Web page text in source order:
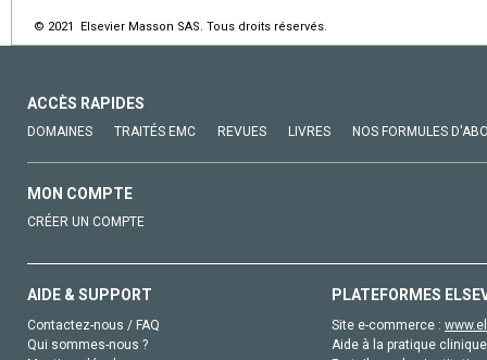
© 2021 Elsevier Masson SAS. Tous droits réservés.
ACCÈS RAPIDES
DOMAINES TRAITÉS EMC REVUES LIVRES NOS FORMULES
MON COMPTE
CRÉER UN COMPTE
AIDE & SUPPORT
Contactez-nous / FAQ
Qui sommes-nous ?
PLATEFORMES
Site e-commerce :
Aide à la pratique